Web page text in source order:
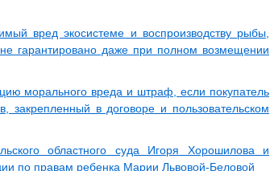
вред экосистеме и воспроизводству рыбы,
не гарантировано даже при полном возмещении
морального вреда и штраф, если покупатель
закрепленный в договоре и пользовательском
областного суда Игоря Хорошилова и
по правам ребенка Марии Львовой-Беловой